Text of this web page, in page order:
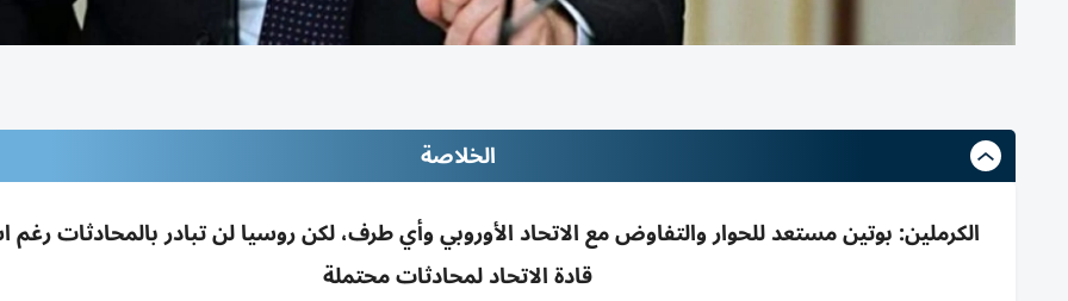
الخلاصة
الكرملين: بوتين مستعد للحوار والتفاوض مع الاتحاد الأوروبي وأي طرف، لكن روسيا لن تبادر بالمحادثات رغم
قادة الاتحاد لمحادثات محتملة